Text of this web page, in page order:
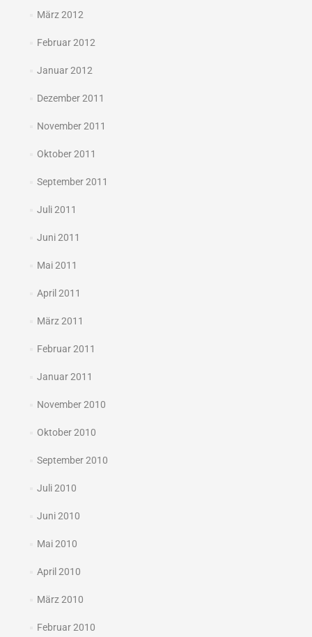
März 2012
Februar 2012
Januar 2012
Dezember 2011
November 2011
Oktober 2011
September 2011
Juli 2011
Juni 2011
Mai 2011
April 2011
März 2011
Februar 2011
Januar 2011
November 2010
Oktober 2010
September 2010
Juli 2010
Juni 2010
Mai 2010
April 2010
März 2010
Februar 2010